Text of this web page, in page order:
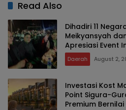
Read Also
Dihadiri 11
Meikyansyah
Apresiasi Event
Daerah August 2,
Investasi Kost
Point Sigura-
Premium